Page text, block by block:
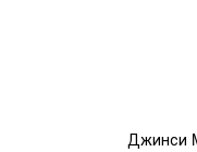
Джинси